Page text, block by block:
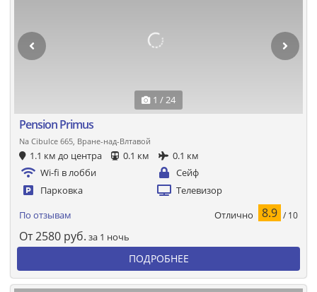
1 / 24
Pension Primus
Na Cibulce 665, Вране-над-Влтавой
1.1 км до центра 0.1 км
0.1 км
Wi-fi в лобби
Сейф
Парковка
Телевизор
По отзывам Отлично 8.9 / 10
От2580 руб. за 1 ночь
ПОДРОБНЕЕ